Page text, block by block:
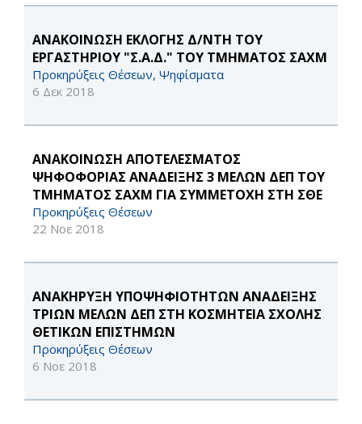
ΑΝΑΚΟΙΝΩΣΗ ΕΚΛΟΓΗΣ Δ/ΝΤΗ ΤΟΥ
ΕΡΓΑΣΤΗΡΙΟΥ "Σ.Α.Δ." ΤΟΥ ΤΜΗΜΑΤΟΣ ΣΑΧΜ
Προκηρύξεις Θέσεων, Ψηφίσματα
6 Δεκ 2018
ΑΝΑΚΟΙΝΩΣΗ ΑΠΟΤΕΛΕΣΜΑΤΟΣ
ΨΗΦΟΦΟΡΙΑΣ ΑΝΑΔΕΙΞΗΣ 3 ΜΕΛΩΝ ΔΕΠ ΤΟΥ
ΤΜΗΜΑΤΟΣ ΣΑΧΜ ΓΙΑ ΣΥΜΜΕΤΟΧΗ ΣΤΗ ΣΘΕ
Προκηρύξεις Θέσεων
22 Νοε 2018
AΝΑΚΗΡΥΞΗ ΥΠΟΨΗΦΙΟΤΗΤΩΝ ΑΝΑΔΕΙΞΗΣ
ΤΡΙΩΝ ΜΕΛΩΝ ΔΕΠ ΣΤΗ ΚΟΣΜΗΤΕΙΑ ΣΧΟΛΗΣ
ΘΕΤΙΚΩΝ ΕΠΙΣΤΗΜΩΝ
Προκηρύξεις Θέσεων
6 Νοε 2018